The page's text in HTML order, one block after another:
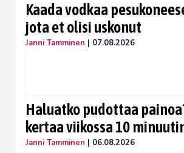
Kaada vodkaa
jota et olisi uskonut
Janni Tamminen | 07.08.2026
Haluatko pudottaa
kertaa viikossa 10
Janni Tamminen | 06.08.2026